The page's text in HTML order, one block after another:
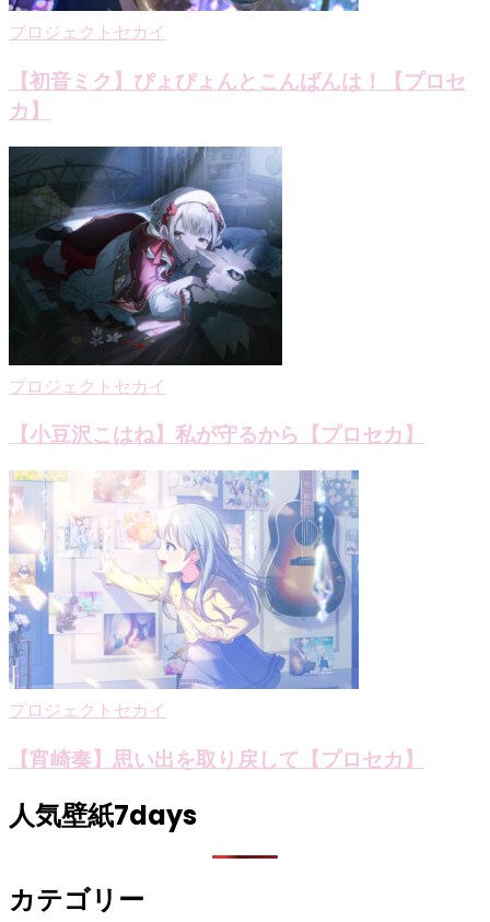
プロジェクトセカイ
【初音ミク】ぴょぴょんとこんばんは！【プロセ
カ】
プロジェクトセカイ
【小豆沢こはね】私が守るから【プロセカ】
プロジェクトセカイ
【宵崎奏】思い出を取り戻して【プロセカ】
人気壁紙7days
カテゴリー